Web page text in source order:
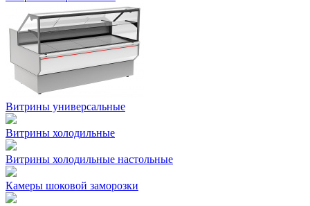
Витрины универсальные
Витрины холодильные
Витрины холодильные настольные
Камеры шоковой заморозки